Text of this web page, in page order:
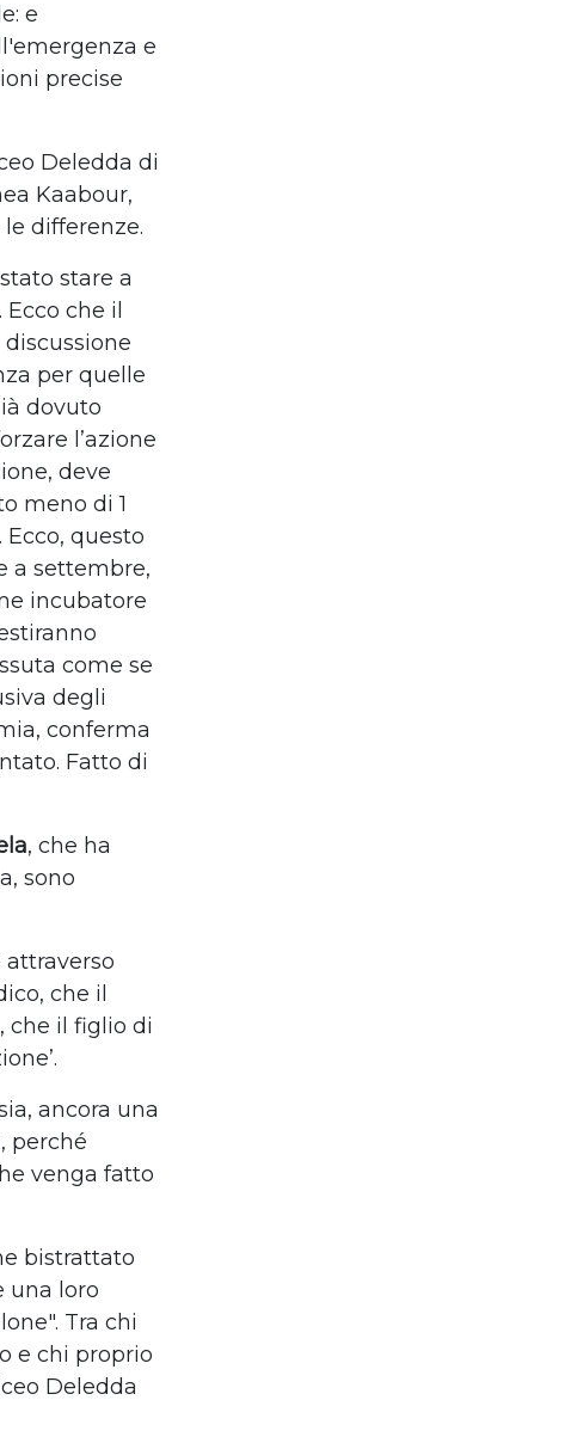
e
e
precise
Deledda di
Kaabour,
differenze.
stare a
che il
per quelle
dovuto
l’azione
deve
meno di 1
questo
a settembre,
incubatore
come se
degli
conferma
Fatto di
, che ha
sono
che il
che il figlio di
ancora una
perché
venga fatto
bistrattato
una loro
Tra chi
e chi proprio
Deledda